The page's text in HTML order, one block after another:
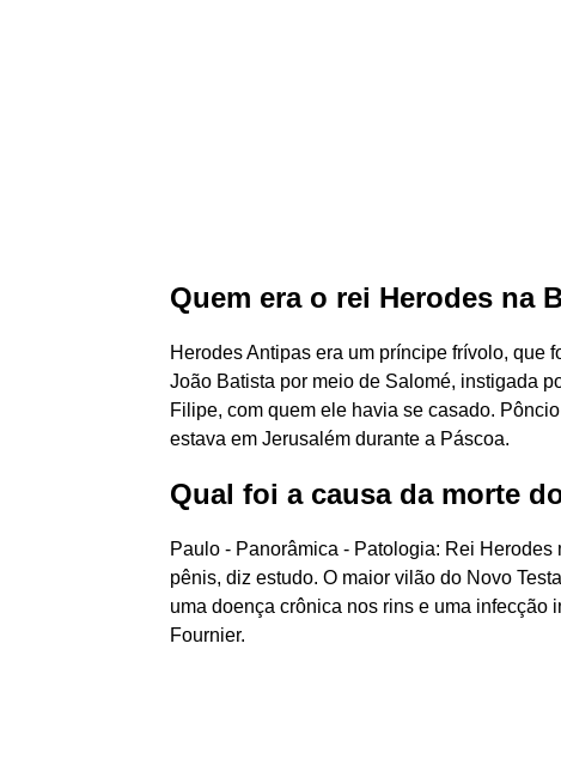
Quem era o rei Herodes na
Herodes Antipas era um príncipe frívolo, que
João Batista por meio de Salomé, instigada
Filipe, com quem ele havia se casado.
estava em Jerusalém durante a Páscoa.
Qual foi a causa da morte
Paulo - Panorâmica - Patologia: Rei
pênis, diz estudo. O maior vilão do Novo
uma doença crônica nos rins e uma
Fournier.